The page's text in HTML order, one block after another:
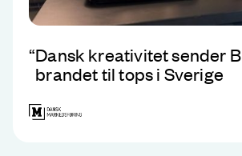
“Dansk kreativitet sender
brandet til tops i Sverige